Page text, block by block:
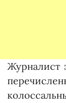
Журналист